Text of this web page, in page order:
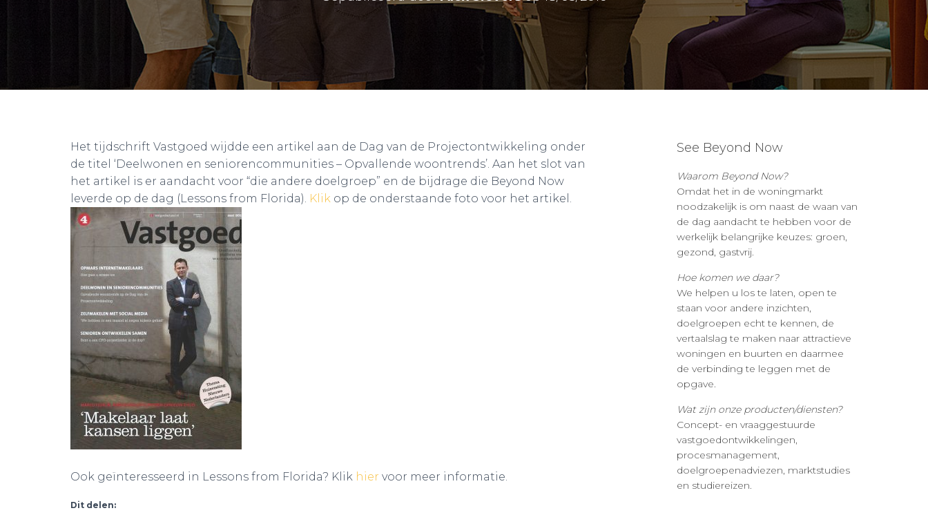
Het tijdschrift Vastgoed wijdde een artikel aan de Dag van de Projectontwikkeling onder
de titel ‘Deelwonen en seniorencommunities – Opvallende woontrends’. Aan het slot van
het artikel is er aandacht voor “die andere doelgroep” en de bijdrage die Beyond Now
leverde op de dag (Lessons from Florida). Klik op de onderstaande foto voor het artikel.
Ook geïnteresseerd in Lessons from Florida? Klik hier voor meer informatie.
Dit delen:
See Beyond Now
Waarom Beyond Now?
Omdat het in de woningmarkt
noodzakelijk is om naast de waan van
de dag aandacht te hebben voor de
werkelijk belangrijke keuzes: groen,
gezond, gastvrij.
Hoe komen we daar?
We helpen u los te laten, open te
staan voor andere inzichten,
doelgroepen echt te kennen, de
vertaalslag te maken naar attractieve
woningen en buurten en daarmee
de verbinding te leggen met de
opgave.
Wat zijn onze producten/diensten?
Concept- en vraaggestuurde
vastgoedontwikkelingen,
procesmanagement,
doelgroepenadviezen, marktstudies
en studiereizen.